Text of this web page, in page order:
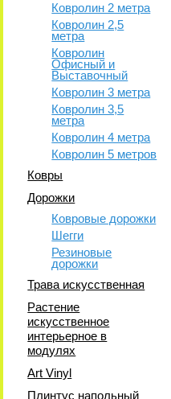
Ковролин 2 метра
Ковролин 2,5
метра
Ковролин
Офисный и
Выставочный
Ковролин 3 метра
Ковролин 3,5
метра
Ковролин 4 метра
Ковролин 5 метров
Ковры
Дорожки
Ковровые дорожки
Шегги
Резиновые
дорожки
Трава искусственная
Растение
искусственное
интерьерное в
модулях
Art Vinyl
Плинтус напольный